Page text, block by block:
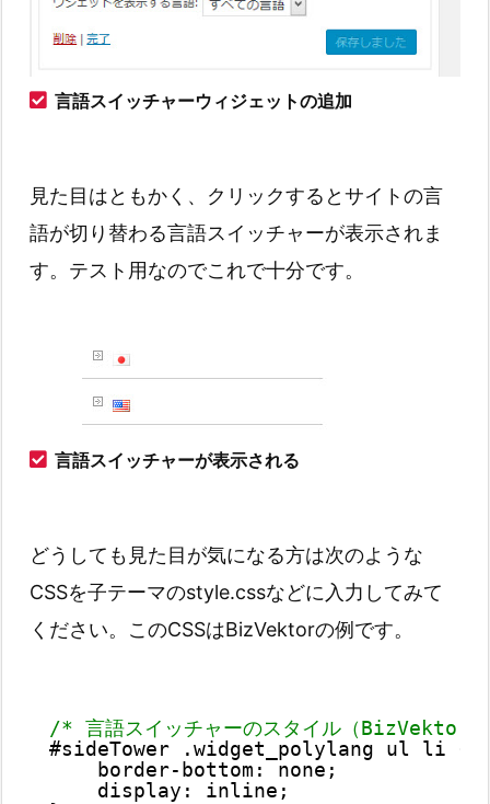
言語スイッチャーウィジェットの追加
見た目はともかく、クリックするとサイトの言
語が切り替わる言語スイッチャーが表示されま
す。テスト用なのでこれで十分です。
言語スイッチャーが表示される
どうしても見た目が気になる方は次のような
CSSを子テーマのstyle.cssなどに入力してみて
ください。このCSSはBizVektorの例です。
/* 言語スイッチャーのスタイル（BizVektor
#sideTower .widget_polylang ul li {
border-bottom: none;
display: inline;